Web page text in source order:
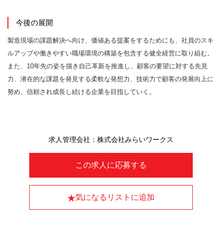
今後の展開
製造現場の課題解決へ向け、価値ある提案をするためにも、社員のスキ
ルアップや働きやすい職場環境の構築を包含する健全経営に取り組む。
また、10年先の姿を描き自己革新を推進し、顧客の要望に対する先見
力、潜在的な課題を発見する柔軟な発想力、技術力で顧客の発展向上に
努め、信頼され成長し続ける企業を目指していく。
この求人に応募する
気になるリストに追加
求人管理会社：株式会社みらいワークス